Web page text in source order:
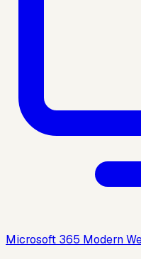
Microsoft 365 Modern